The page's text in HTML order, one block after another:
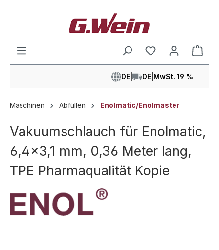
DE DE MwSt. 19 %
Maschinen Abfüllen Enolmatic/Enolmaster
Vakuumschlauch für Enolmatic,
6,4x3,1 mm, 0,36 Meter lang,
TPE Pharmaqualität Kopie